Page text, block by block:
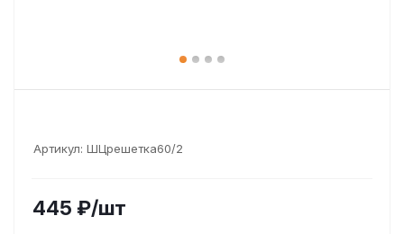
Артикул: ШЦрешетка60/2
445 ₽/шт